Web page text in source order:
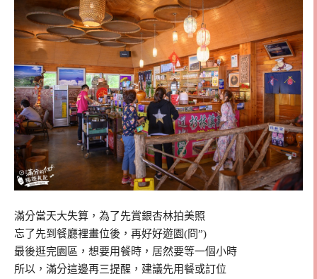
滿分當天大失算，為了先賞銀杏林拍美照
忘了先到餐廳裡畫位後，再好好遊園(冏”)
最後逛完園區，想要用餐時，居然要等一個小時
所以，滿分這邊再三提醒，建議先用餐或訂位